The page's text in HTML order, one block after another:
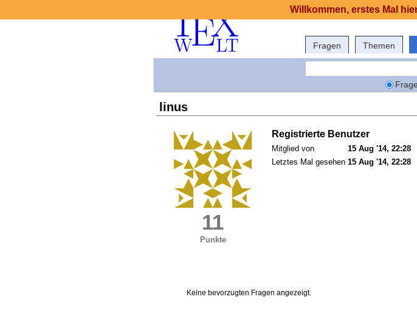
Fragen Themen
linus
11
Punkte
Registrierte Benutzer
Mitglied von
15 Aug '14, 22:28
Letztes Mal gesehen 15 Aug '14, 22:28
Keine bevorzugten Fragen angezeigt.
Willkommen, erstes Mal